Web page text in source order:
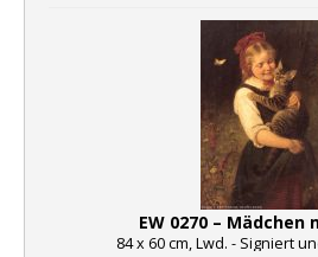
EW 0270 – Mädchen
84 x 60 cm, Lwd. - Signiert